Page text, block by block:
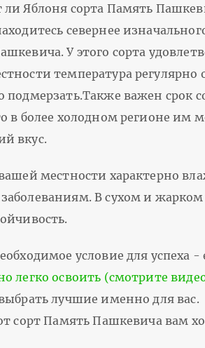
ли Яблоня сорта Память
севернее
У этого сорта
температура регулярно
подмерзать.Также важен срок
в более холодном регионе им
вкус.
местности характерно
В сухом и жарком
условие для успеха
легко освоить (смотрите
лучшие именно для вас.
сорт Память Пашкевича вам